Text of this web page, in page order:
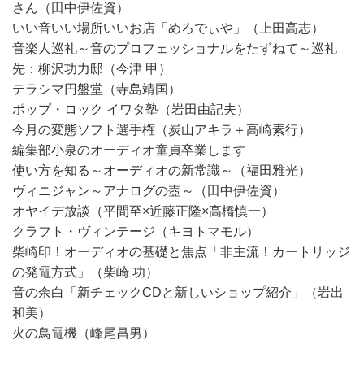
さん（田中伊佐資）
いい音いい場所いいお店「めろでぃや」（上田高志）
音楽人巡礼～音のプロフェッショナルをたずねて～巡礼
先：柳沢功力邸（今津 甲）
テラシマ円盤堂（寺島靖国）
ポップ・ロック イワタ塾（岩田由記夫）
今月の変態ソフト選手権（炭山アキラ＋高崎素行）
編集部小泉のオーディオ童貞卒業します
使い方を知る～オーディオの新常識～（福田雅光）
ヴィニジャン～アナログの壺～（田中伊佐資）
オヤイデ放談（平間至×近藤正隆×高橋慎一）
クラフト・ヴィンテージ（キヨトマモル）
柴崎印！オーディオの基礎と焦点「非主流！カートリッジ
の発電方式」（柴崎 功）
音の余白「新チェックCDと新しいショップ紹介」（岩出
和美）
火の鳥電機（峰尾昌男）